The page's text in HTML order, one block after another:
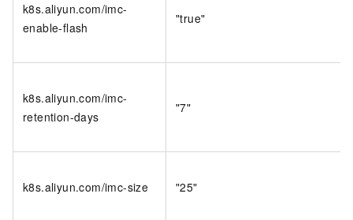
k8s.aliyun.com/imc-
enable-flash
"true"
k8s.aliyun.com/imc-
retention-days
"7"
k8s.aliyun.com/imc-size "25"